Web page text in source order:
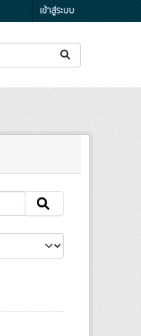
เข้าสู่ระบบ